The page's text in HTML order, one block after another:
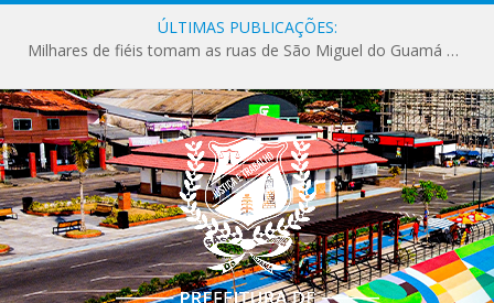
ÚLTIMAS PUBLICAÇÕES:
Milhares de fiéis tomam as ruas de São Miguel do Guamá em uma grande celebração de fé na Marcha para Jesus 2026.